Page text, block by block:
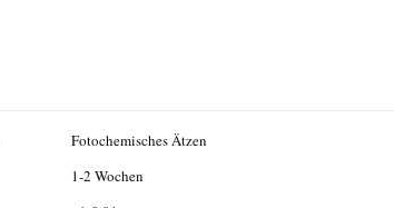
Fotochemisches Ätzen
1-2 Wochen